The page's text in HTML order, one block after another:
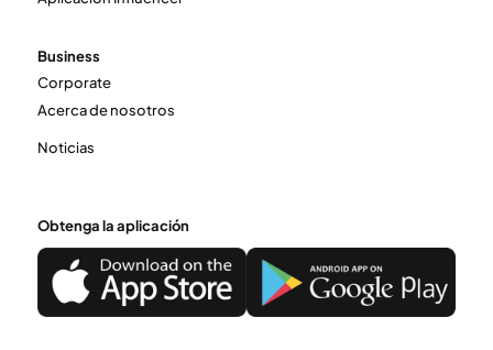
Business
Corporate
Acerca de nosotros
Noticias
Obtenga la aplicación